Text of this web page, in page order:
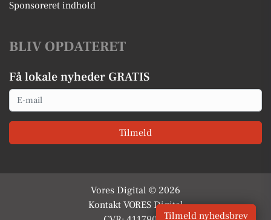
Sponsoreret indhold
BLIV OPDATERET
Få lokale nyheder GRATIS
Email
Tilmeld
Vores Digital © 2026
Kontakt VORES Digital
Tilmeld nyhedsbrev